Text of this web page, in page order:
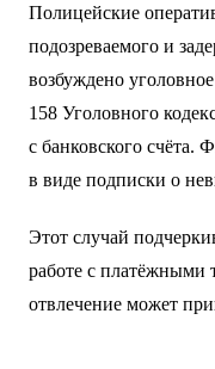
Полицейские
подозреваемого и
возбуждено
158 Уголовного
с банковского счёта.
в виде подписки о
Этот случай
работе с платёжными
отвлечение может